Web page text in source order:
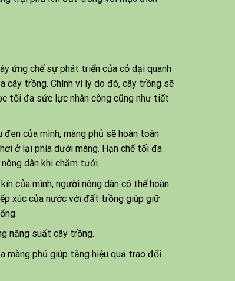
ứng chế sự phát triển của cỏ dại quanh
cây trồng. Chính vì lý do đó, cây trồng sẽ
tối đa sức lực nhân công cũng như tiết
của mình, màng phủ sẽ hoàn toàn
ở lại phía dưới màng. Hạn chế tối đa
dân khi chăm tưới.
của mình, người nông dân có thể hoàn
xúc của nước với đất trồng giúp giữ
năng suất cây trồng.
màng phủ giúp tăng hiệu quả trao đổi